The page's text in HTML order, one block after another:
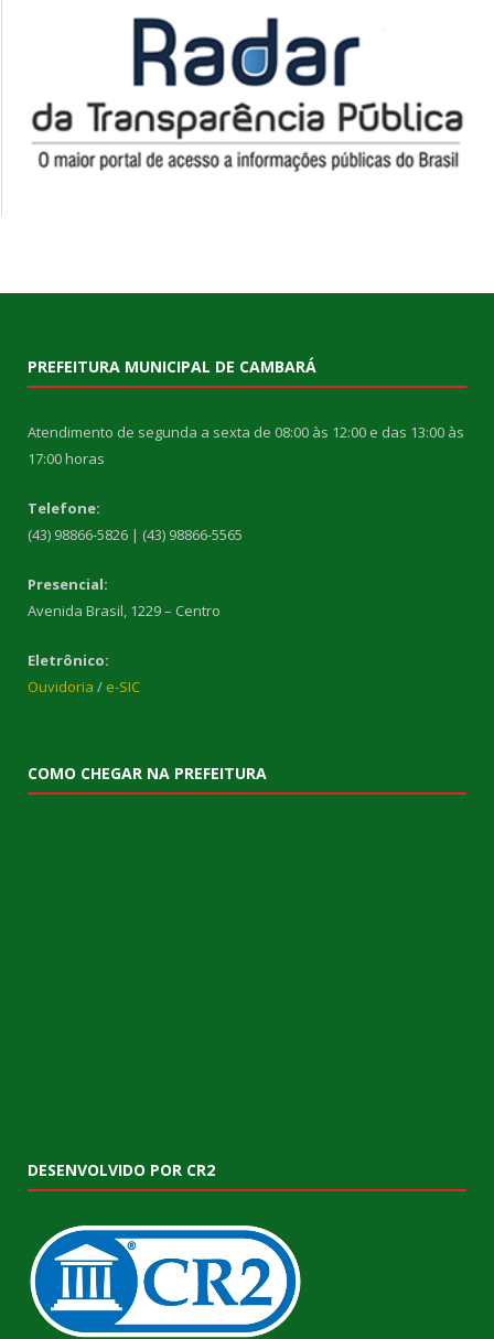
PREFEITURA MUNICIPAL DE CAMBARÁ
Atendimento de segunda a sexta de 08:00 às 12:00 e das 13:00 às
17:00 horas
Telefone:
(43) 98866-5826 | (43) 98866-5565
Presencial:
Avenida Brasil, 1229 – Centro
Eletrônico:
Ouvidoria / e-SIC
COMO CHEGAR NA PREFEITURA
DESENVOLVIDO POR CR2